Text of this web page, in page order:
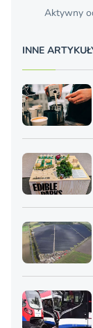
Aktywny
INNE